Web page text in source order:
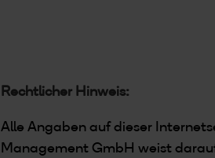
Rechtlicher Hinweis:
Alle Angaben auf dieser
Management GmbH weist